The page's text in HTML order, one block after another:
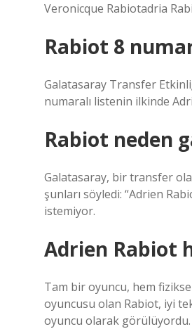
Veronicque Rabiotadria
Rabiot 8
Galatasaray Transfer
numaralı listenin ilkinde
Rabiot neden
Galatasaray, bir transfer
şunları söyledi: “Adrien
istemiyor.
Adrien Rabiot
Tam bir oyuncu, hem
oyuncusu olan Rabiot, iyi
oyuncu olarak görülüyordu.